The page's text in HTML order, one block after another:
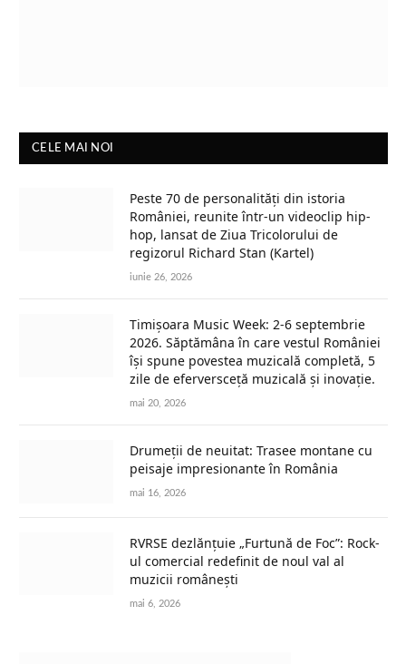
CELE MAI NOI
Peste 70 de personalități din istoria
României, reunite într-un videoclip hip-
hop, lansat de Ziua Tricolorului de
regizorul Richard Stan (Kartel)
iunie 26, 2026
Timișoara Music Week: 2-6 septembrie
2026. Săptămâna în care vestul României
își spune povestea muzicală completă, 5
zile de eferversceță muzicală și inovație.
mai 20, 2026
Drumeții de neuitat: Trasee montane cu
peisaje impresionante în România
mai 16, 2026
RVRSE dezlănțuie „Furtună de Foc”: Rock-
ul comercial redefinit de noul val al
muzicii românești
mai 6, 2026